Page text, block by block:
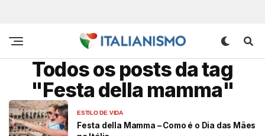
Todos os posts da tag
"Festa della mamma"
ESTILO DE VIDA
Festa della Mamma – Como é o Dia das Mães